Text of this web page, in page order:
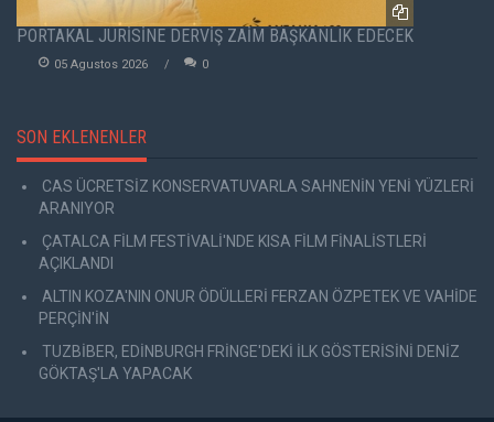
PORTAKAL JÜRİSİNE DERVİŞ ZAİM BAŞKANLIK EDECEK
05 Agustos 2026 0
SON EKLENENLER
CAS ÜCRETSİZ KONSERVATUVARLA SAHNENİN YENİ YÜZLERİ
ARANIYOR
ÇATALCA FİLM FESTİVALİ'NDE KISA FİLM FİNALİSTLERİ
AÇIKLANDI
ALTIN KOZA'NIN ONUR ÖDÜLLERİ FERZAN ÖZPETEK VE VAHİDE
PERÇİN'İN
TUZBİBER, EDİNBURGH FRİNGE'DEKİ İLK GÖSTERİSİNİ DENİZ
GÖKTAŞ'LA YAPACAK